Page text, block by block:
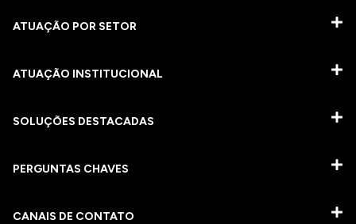
ATUAÇÃO POR SETOR
ATUAÇÃO INSTITUCIONAL
SOLUÇÕES DESTACADAS
PERGUNTAS CHAVES​
CANAIS DE CONTATO